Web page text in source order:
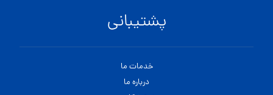
پشتیبانی
خدمات ما
درباره ما